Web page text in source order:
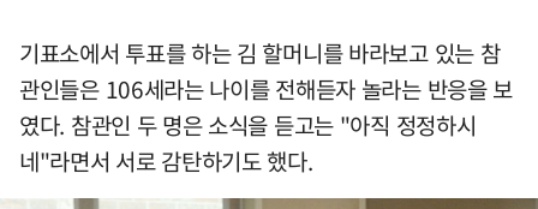
기표소에서 투표를 하는 김 할머니를 바라보고 있는 참
관인들은 106세라는 나이를 전해듣자 놀라는 반응을 보
였다. 참관인 두 명은 소식을 듣고는 "아직 정정하시
네"라면서 서로 감탄하기도 했다.